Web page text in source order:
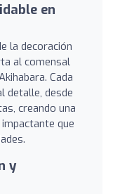
en
la decoración
al comensal
Cada
detalle, desde
creando una
que
y